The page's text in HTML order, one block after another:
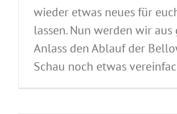
wieder etwas neues für
lassen. Nun werden wir aus
Anlass den Ablauf der
Schau noch etwas